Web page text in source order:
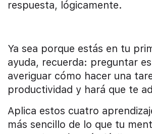
respuesta, lógicamente.
Ya sea porque estás en tu
ayuda, recuerda: preguntar
averiguar cómo hacer una
productividad y hará que te
Aplica estos cuatro
más sencillo de lo que tu